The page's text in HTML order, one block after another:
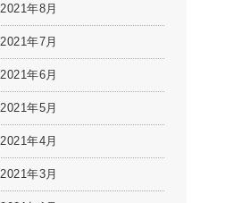
2021年8月
2021年7月
2021年6月
2021年5月
2021年4月
2021年3月